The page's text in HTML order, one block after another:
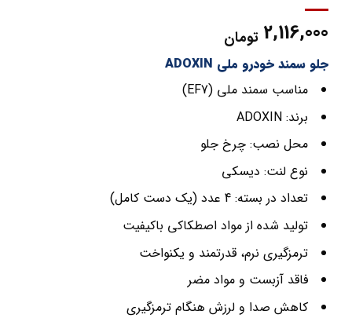
2,116,000 تومان
جلو سمند خودرو ملی ADOXIN
مناسب سمند ملی (EF7)
برند: ADOXIN
محل نصب: چرخ جلو
نوع لنت: دیسکی
تعداد در بسته: 4 عدد (یک دست کامل)
تولید شده از مواد اصطکاکی باکیفیت
ترمزگیری نرم، قدرتمند و یکنواخت
فاقد آزبست و مواد مضر
کاهش صدا و لرزش هنگام ترمزگیری